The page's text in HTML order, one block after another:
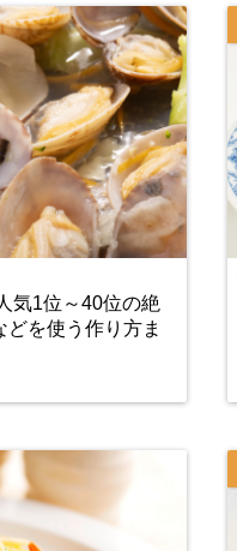
気1位～40位の絶
を使う作り方ま